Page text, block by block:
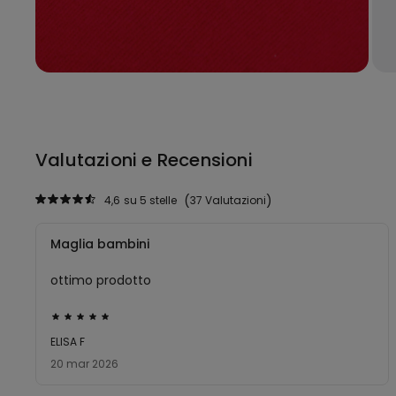
Valutazioni e Recensioni
37 Valutazioni
4,6 su 5 stelle
Valutato
5
su
Maglia bambini
ottimo prodotto
20 mar 2026
ELISA F